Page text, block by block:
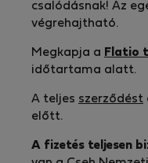
csalódásnak! Az
végrehajtható.
Megkapja a Flatio
időtartama alatt.
A teljes szerződést
előtt.
A fizetés teljesen